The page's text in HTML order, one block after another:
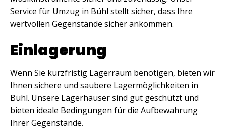
Service für Umzug in Bühl stellt sicher, dass Ihre
wertvollen Gegenstände sicher ankommen.
Einlagerung
Wenn Sie kurzfristig Lagerraum benötigen, bieten wir
Ihnen sichere und saubere Lagermöglichkeiten in
Bühl. Unsere Lagerhäuser sind gut geschützt und
bieten ideale Bedingungen für die Aufbewahrung
Ihrer Gegenstände.